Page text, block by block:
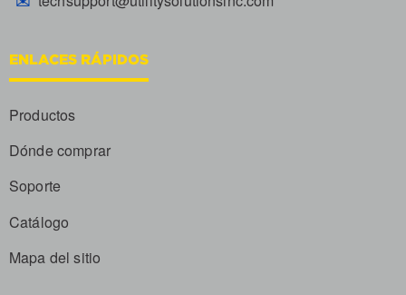
ENLACES RÁPIDOS
Productos
Dónde comprar
Soporte
Catálogo
Mapa del sitio